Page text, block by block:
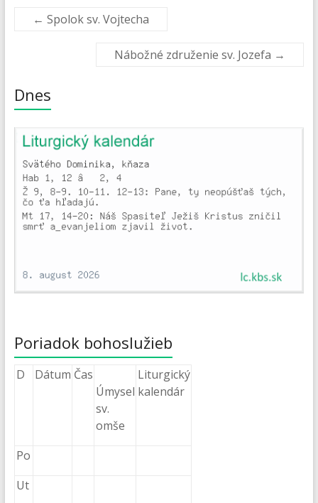
← Spolok sv. Vojtecha
Nábožné združenie sv. Jozefa →
Dnes
Poriadok bohoslužieb
D Dátum Čas
Úmysel
sv.
omše
Liturgický
kalendár
Po
Ut